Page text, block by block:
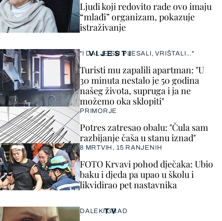
VIJESTI
"I DALJE SU PLESALI, VRIŠTALI..."
Turisti mu zapalili apartman: "U
30 minuta nestalo je 50 godina
našeg života, supruga i ja ne
možemo oka sklopiti"
PRIMORJE
Potres zatresao obalu: "Čula sam
razbijanje čaša u stanu iznad"
8 MRTVIH, 15 RANJENIH
FOTO Krvavi pohod dječaka: Ubio
baku i djeda pa upao u školu i
likvidirao pet nastavnika
Ljudi koji redovito rade ovo imaju
“mlađi” organizam, pokazuje
istraživanje
TV
DALEKI GRAD